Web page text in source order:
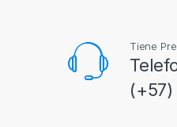
Tiene